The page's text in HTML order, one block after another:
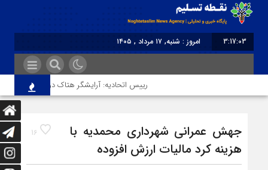
3:17:03
امروز : شنبه, ۱۷ مرداد , ۱۴۰۵
رییس اتحادیه: آرایشگر هتاک در قزوین عضو
16
جهش عمرانی شهرداری محمدیه با
هزینه کرد مالیات ارزش افزوده